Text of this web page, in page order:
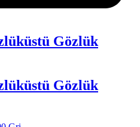
Gözlük
Gözlük